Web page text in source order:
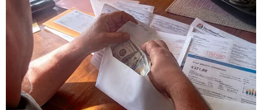
gia
Niềm vui của cử tri đặc khu Phú Quý và xã đảo
Tiền Tiêu trong Ngày hội non sông
Bầu cử Quốc hội và HĐND: Các đơn vị vũ trang
Đắk Lắk bỏ phiếu sớm hơn 1 ngày